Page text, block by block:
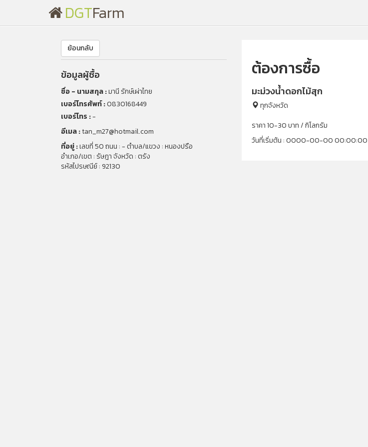
DGTFarm
ย้อนกลับ
ข้อมูลผู้ซื้อ
ชื่อ - นามสกุล :มานี รักษ์เผ่าไทย
เบอร์โทรศัพท์ :0830168449
เบอร์โทร :-
อีเมล :tan_m27@hotmail.com
ที่อยู่ :เลขที่ 50 ถนน : - ตำบล/แขวง : หนองปรือ
อำเภอ/เขต : รัษฎา จังหวัด : ตรัง
รหัสไปรษณีย์ : 92130
ต้องการซื้อ
มะม่วงน้ำดอกไม้สุก
ทุกจังหวัด
ราคา 10-30 บาท / กิโลกรัม
วันที่เริ่มต้น : 0000-00-00